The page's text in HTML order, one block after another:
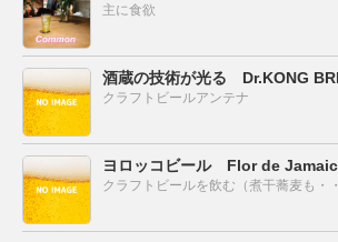
主に食欲
酒蔵の技術が光る Dr.KONG
クラフトビールアンテナ
ヨロッコビール Flor de
クラフトビールを飲む（煮干蕎麦も・